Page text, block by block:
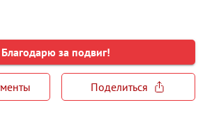
Благодарю за подвиг!
Поделиться